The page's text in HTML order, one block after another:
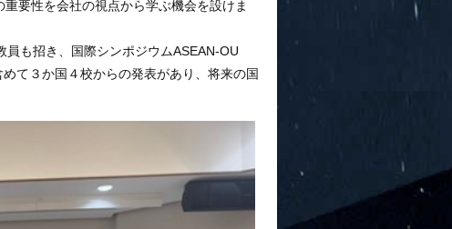
要性を会社の視点から学ぶ機会を設けま
も招き、国際シンポジウムASEAN-OU
て３か国４校からの発表があり、将来の国